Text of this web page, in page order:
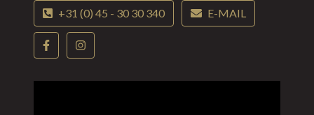
+31 (0) 45 - 30 30 340 E-MAIL